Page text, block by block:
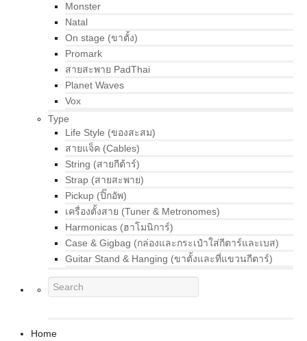
Monster
Natal
On stage (ขาตั้ง)
Promark
สายสะพาย PadThai
Planet Waves
Vox
Type
Life Style (ของสะสม)
สายแจ็ค (Cables)
String (สายกีต้าร์)
Strap (สายสะพาย)
Pickup (ปิ๊กอัพ)
เครื่องตั้งสาย (Tuner & Metronomes)
Harmonicas (ฮาโมนิการ์)
Case & Gigbag (กล่องและกระเป๋าใส่กีตาร์และเบส)
Guitar Stand & Hanging (ขาตั้งและที่แขวนกีตาร์)
Home